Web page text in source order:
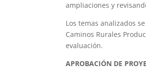
ampliaciones y
Los temas analizados
Caminos Rurales
evaluación.
APROBACIÓN DE